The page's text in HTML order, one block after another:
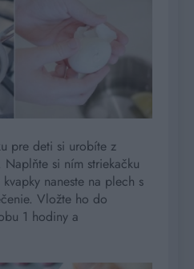
pre deti si urobíte z
Naplňte si ním striekačku
naneste na plech s
Vložte ho do
1 hodiny a